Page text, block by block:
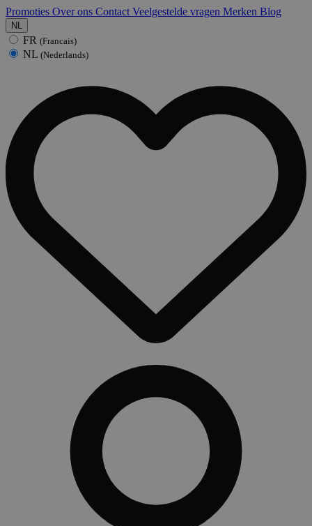
Promoties Over ons Contact Veelgestelde vragen Merken Blog
NL
FR (Francais)
NL (Nederlands)